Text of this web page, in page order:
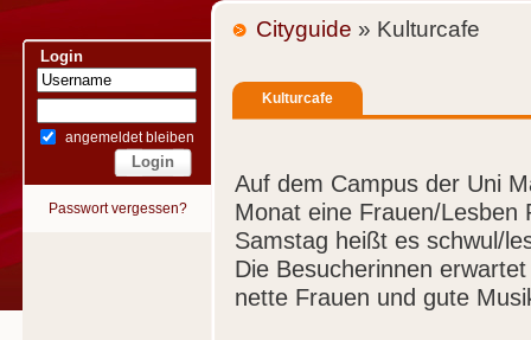
Login
angemeldet bleiben
Passwort vergessen?
Cityguide » Kulturcafe
Kulturcafe
Auf dem Campus der Uni
Monat eine Frauen/
Samstag heißt es schwul/
Die Besucherinnen
nette Frauen und gute